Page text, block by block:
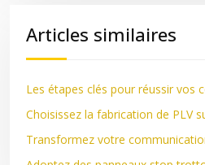
Articles similaires
Les étapes clés pour réussir vos
Choisissez la fabrication de PLV
Transformez votre